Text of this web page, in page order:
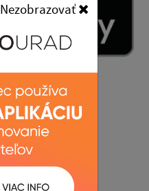
Nezobrazovať